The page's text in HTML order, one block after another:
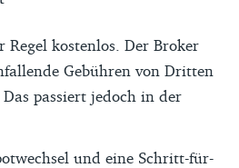
Regel kostenlos. Der Broker
Gebühren von Dritten
passiert jedoch in der
und eine Schritt-für-